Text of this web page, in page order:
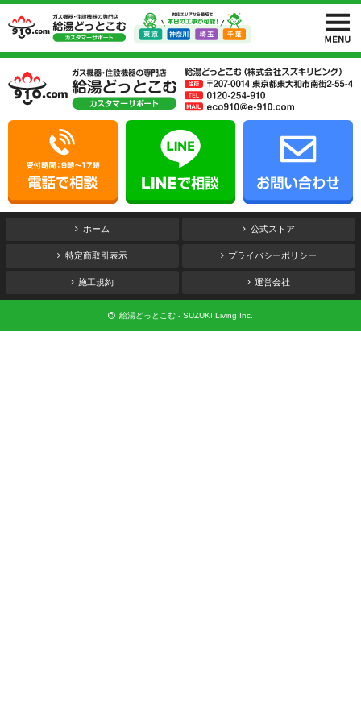
ホーム 公式ストア
特定商取引表示 プライバシーポリシー
施工規約 運営会社
給湯どっとこむ - SUZUKI Living Inc.